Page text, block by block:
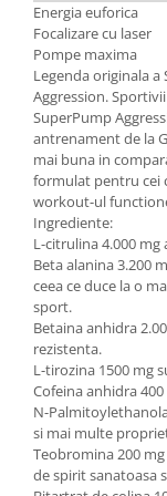
Under Armour
Universal
Vitargo
Weider
Zenana
Energia euforica
Focalizare cu laser
Pompe maxima
Legenda originala
Aggression.
SuperPump
antrenament de la
mai buna in
formulat pentru cei
workout-ul
Ingrediente:
L-citrulina 4.000
Beta alanina 3.200
ceea ce duce la o
sport.
Betaina anhidra
rezistenta.
L-tirozina 1500 mg
Cofeina anhidra
N-
si mai multe
Teobromina 200
de spirit sanatoasa